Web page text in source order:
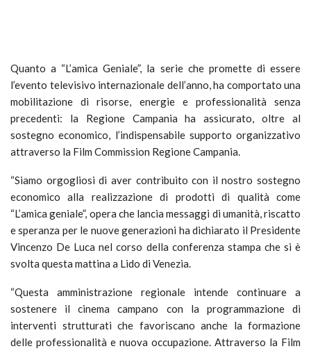
Quanto a “L’amica Geniale”, la serie che promette di essere
l’evento televisivo internazionale dell’anno, ha comportato una
mobilitazione di risorse, energie e professionalità senza
precedenti: la Regione Campania ha assicurato, oltre al
sostegno economico, l’indispensabile supporto organizzativo
attraverso la Film Commission Regione Campania.
“Siamo orgogliosi di aver contribuito con il nostro sostegno
economico alla realizzazione di prodotti di qualità come
“L’amica geniale”, opera che lancia messaggi di umanità, riscatto
e speranza per le nuove generazioni ha dichiarato il Presidente
Vincenzo De Luca nel corso della conferenza stampa che si è
svolta questa mattina a Lido di Venezia.
“Questa amministrazione regionale intende continuare a
sostenere il cinema campano con la programmazione di
interventi strutturati che favoriscano anche la formazione
delle professionalità e nuova occupazione. Attraverso la Film